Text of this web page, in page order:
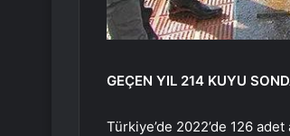
GEÇEN YIL 214 KUYU
Türkiye’de 2022’de 126